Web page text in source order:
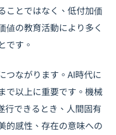
ことではなく、低付加価
値の教育活動により多く
です。
つながります。AI時代に
で以上に重要です。機械
行できるとき、人間固有
感性、存在の意味への